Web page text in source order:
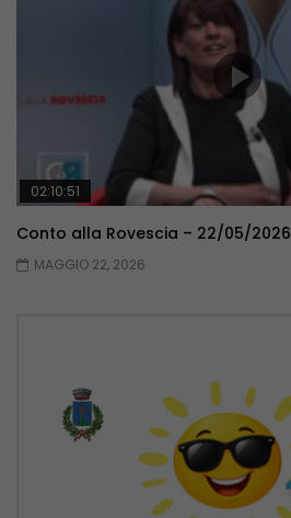
02:10:51
Conto alla Rovescia – 22/05/2026
MAGGIO 22, 2026